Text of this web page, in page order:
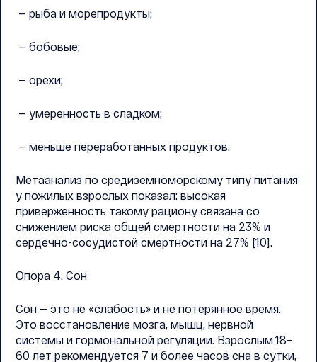
— рыба и морепродукты;
— бобовые;
— орехи;
— умеренность в сладком;
— меньше переработанных продуктов.
Метаанализ по средиземноморскому типу питания
у пожилых взрослых показал: высокая
приверженность такому рациону связана со
снижением риска общей смертности на 23% и
сердечно-сосудистой смертности на 27% [10].
Опора 4. Сон
Сон — это не «слабость» и не потерянное время.
Это восстановление мозга, мышц, нервной
системы и гормональной регуляции. Взрослым 18–
60 лет рекомендуется 7 и более часов сна в сутки,